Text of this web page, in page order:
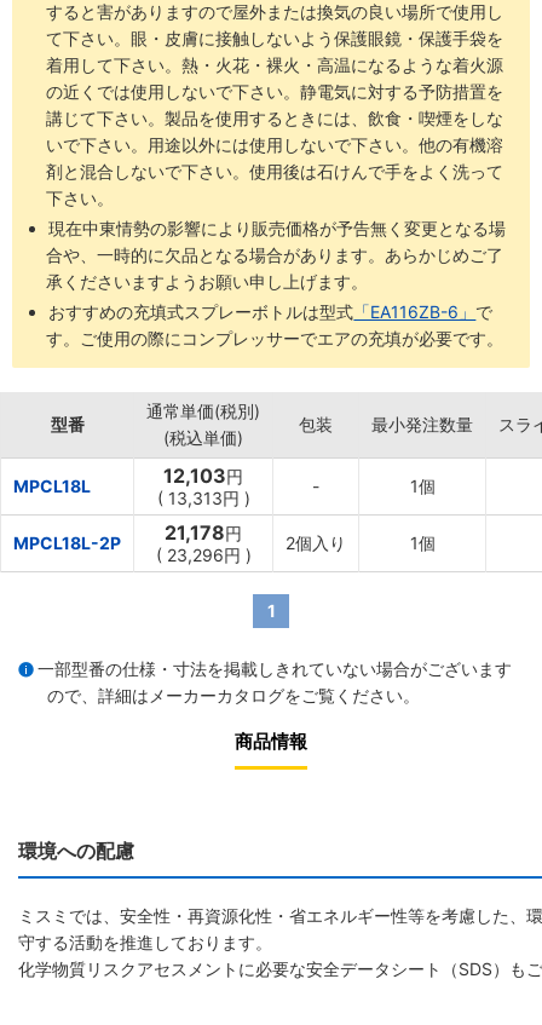
すると害がありますので屋外または換気の良い場所で使用し
て下さい。眼・皮膚に接触しないよう保護眼鏡・保護手袋を
着用して下さい。熱・火花・裸火・高温になるような着火源
の近くでは使用しないで下さい。静電気に対する予防措置を
講じて下さい。製品を使用するときには、飲食・喫煙をしな
いで下さい。用途以外には使用しないで下さい。他の有機溶
剤と混合しないで下さい。使用後は石けんで手をよく洗って
下さい。
現在中東情勢の影響により販売価格が予告無く変更となる場
合や、一時的に欠品となる場合があります。あらかじめご了
承くださいますようお願い申し上げます。
おすすめの充填式スプレーボトルは型式 「EA116ZB-6」 で
す。ご使用の際にコンプレッサーでエアの充填が必要です。
型番
通常単価(税別)
(税込単価)
包装 最小発注数量 スラ
MPCL18L 12,103円
( 13,313円 )
- 1個
MPCL18L-2P 21,178円
( 23,296円 )
2個入り 1個
1
一部型番の仕様・寸法を掲載しきれていない場合がございます
ので、詳細は メーカーカタログをご覧ください。
商品情報
環境への配慮
ミスミでは、安全性・再資源化性・省エネルギー性等を考慮した
守する活動を推進しております。
化学物質リスクアセスメントに必要な安全データシート（SDS）も